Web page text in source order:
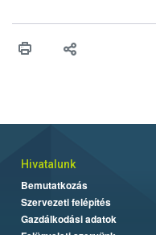
érésű szőlőkben is
felhasználók számára is
Hivatalunk
Bemutatkozás
Szervezeti felépítés
Gazdálkodási adatok